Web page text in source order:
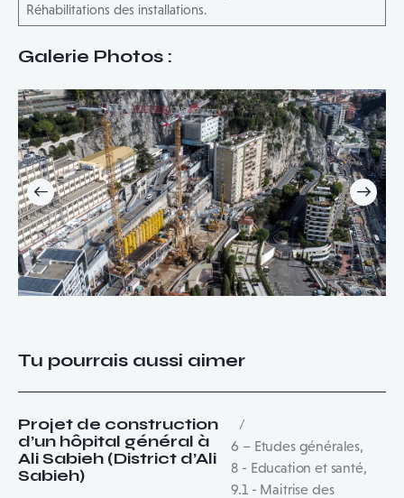
Réhabilitations des installations.
Galerie Photos :
Tu pourrais aussi aimer
6 – Etudes générales,
8 - Education et santé,
9.1 - Maitrise des
Projet de construction
d’un hôpital général à
Ali Sabieh (District d’Ali
Sabieh)